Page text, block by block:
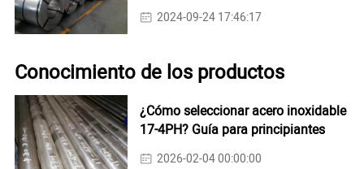
2024-09-24 17:46:17
Conocimiento de los productos
¿Cómo seleccionar acero inoxidable
17-4PH? Guía para principiantes
2026-02-04 00:00:00